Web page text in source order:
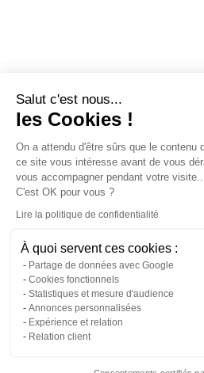
Salut c'est nous...
les Cookies !
On a attendu d'être sûrs que le contenu
ce site vous intéresse avant de vous
vous accompagner pendant votre
C'est OK pour vous ?
Lire la politique de confidentialité
À quoi servent ces cookies :
Partage de données avec Google
Cookies fonctionnels
Statistiques et mesure d'audience
Annonces personnalisées
Expérience et relation
Relation client